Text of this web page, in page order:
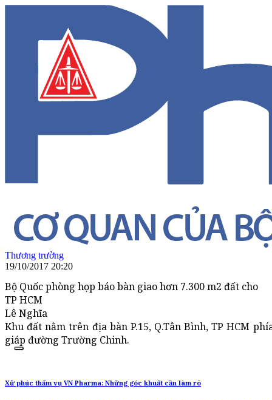
Thương trường
19/10/2017 20:20
Bộ Quốc phòng họp báo bàn giao hơn 7.300 m2 đất cho
TP HCM
Lê Nghĩa
Khu đất nằm trên địa bàn P.15, Q.Tân Bình, TP HCM
giáp đường Trường Chinh.
Xử phúc thẩm vụ VN Pharma: Những góc khuất cần làm rõ